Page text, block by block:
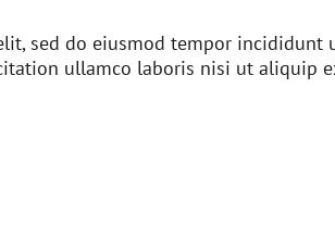
sed do eiusmod tempor incididunt
ullamco laboris nisi ut aliquip